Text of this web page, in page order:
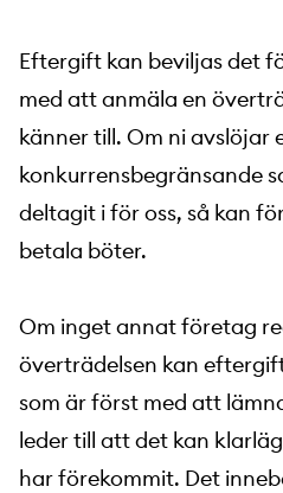
Eftergift kan beviljas det
med att anmäla en
känner till. Om ni avslöjar
konkurrensbegränsande
deltagit i för oss, så kan
betala böter.
Om inget annat företag
överträdelsen kan
som är först med att
leder till att det kan
har förekommit. Det